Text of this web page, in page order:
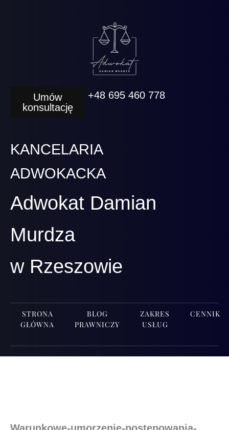
Umów
konsultację
+48 695 460 778
KANCELARIA
ADWOKACKA
Adwokat Damian
Murdza
w Rzeszowie
STRONA
GŁÓWNA
BLOG
PRAWNICZY
ZAKRES
USŁUG
CENNIK